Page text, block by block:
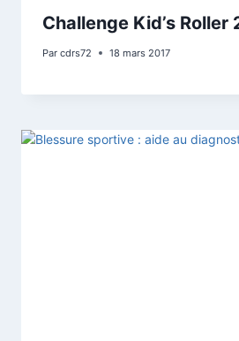
Challenge Kid’s Roller
Par cdrs72 18 mars 2017